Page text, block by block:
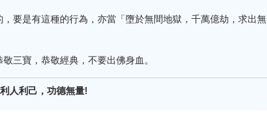
要是有這種的行為，亦當「墮於無間地獄，千萬億劫，求出無
三寶，恭敬經典，不要出佛身血。
人利己，功德無量!